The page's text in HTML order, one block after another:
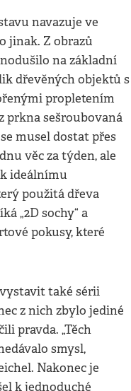
navazuje ve
jinak. Z obrazů
na základní
dřevěných objektů s
propletením
prkna sešroubovaná
musel dostat přes
věc za týden, ale
ideálnímu
použitá dřeva
„2D sochy“ a
pokusy, které
také sérii
z nich zbylo jediné
pravda. „Těch
smysl,
Nakonec je
k jednoduché